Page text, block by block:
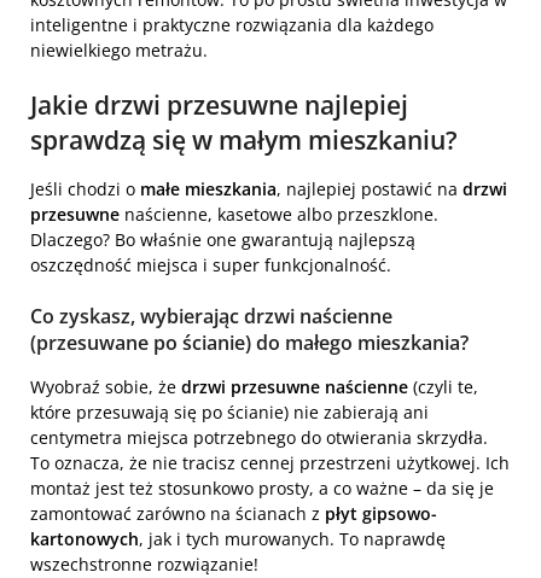
inteligentne i praktyczne rozwiązania dla każdego
niewielkiego metrażu.
Jakie drzwi przesuwne najlepiej
sprawdzą się w małym mieszkaniu?
Jeśli chodzi o małe mieszkania, najlepiej postawić na drzwi
przesuwne naścienne, kasetowe albo przeszklone.
Dlaczego? Bo właśnie one gwarantują najlepszą
oszczędność miejsca i super funkcjonalność.
Co zyskasz, wybierając drzwi naścienne
(przesuwane po ścianie) do małego mieszkania?
Wyobraź sobie, że drzwi przesuwne naścienne (czyli te,
które przesuwają się po ścianie) nie zabierają ani
centymetra miejsca potrzebnego do otwierania skrzydła.
To oznacza, że nie tracisz cennej przestrzeni użytkowej. Ich
montaż jest też stosunkowo prosty, a co ważne – da się je
zamontować zarówno na ścianach z płyt gipsowo-
kartonowych, jak i tych murowanych. To naprawdę
wszechstronne rozwiązanie!